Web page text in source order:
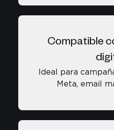
Compatible
Ideal para
Meta, email